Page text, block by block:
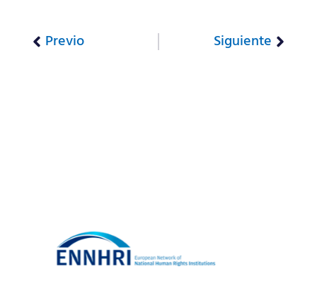
Previo Siguiente